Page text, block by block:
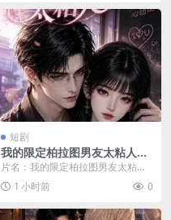
短剧
我的限定柏拉图男友太粘人
（99集）AI短剧 (2026)
片名：我的限定柏拉图男友太粘人
（99集）AI短剧 (2026) 分类：短剧
年份...1 小时前 0